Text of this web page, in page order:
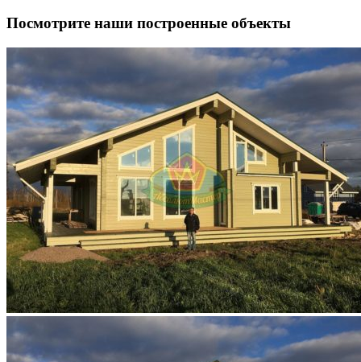
Посмотрите наши построенные объекты